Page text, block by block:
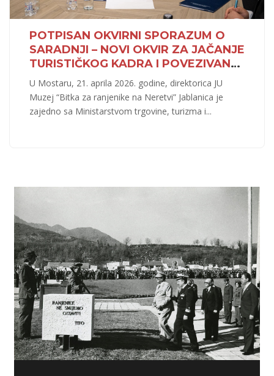
POTPISAN OKVIRNI SPORAZUM O
SARADNJI – NOVI OKVIR ZA JAČANJE
TURISTIČKOG KADRA I POVEZIVANJE
OBRAZOVANJA S BAŠTINOM HNK-A
U Mostaru, 21. aprila 2026. godine, direktorica JU
Muzej “Bitka za ranjenike na Neretvi” Jablanica je
zajedno sa Ministarstvom trgovine, turizma i...